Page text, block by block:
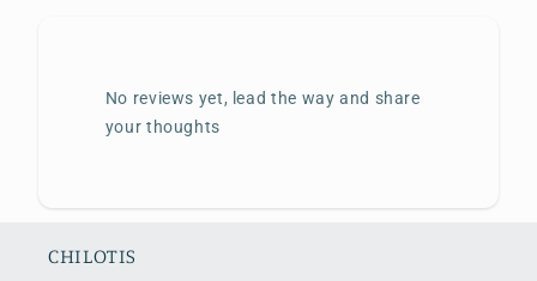
No reviews yet, lead the way and share
your thoughts
CHILOTIS